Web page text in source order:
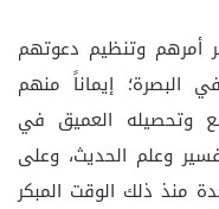
أمرهم وتنظيم دعوتهم
البصرة؛ إيماناً منهم
وتحصيله العميق في
وعلم الحديث، وعلى
منذ ذلك الوقت المبكر